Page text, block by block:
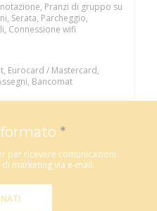
Pranzi di gruppo su
Serata, Parcheggio,
Connessione wifi
Eurocard / Mastercard,
Bancomat
*
per ricevere comunicazioni
marketing via e-mail.